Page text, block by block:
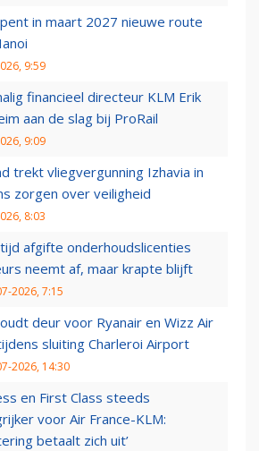
in maart 2027 nieuwe route
9:59
financieel directeur KLM Erik
aan de slag bij ProRail
9:09
trekt vliegvergunning Izhavia in
zorgen over veiligheid
8:03
afgifte onderhoudslicenties
neemt af, maar krapte blijft
2026, 7:15
deur voor Ryanair en Wizz Air
sluiting Charleroi Airport
2026, 14:30
en First Class steeds
voor Air France-KLM:
betaalt zich uit’